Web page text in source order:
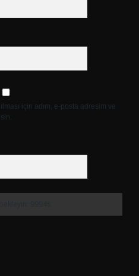
için adım, e-posta adresim ve